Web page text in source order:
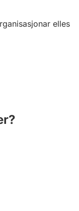
elles